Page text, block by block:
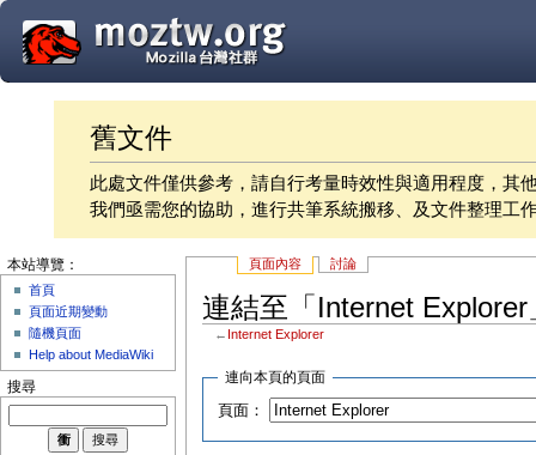
舊文件
此處文件僅供參考，請自行考量時效性與適用程度，其
我們亟需您的協助，進行共筆系統搬移、及文件整理工
頁面內容 討論
連結至「Internet Explorer
← Internet Explorer
連向本頁的頁面
頁面：
本站導覽：
首頁
頁面近期變動
隨機頁面
Help about MediaWiki
搜尋